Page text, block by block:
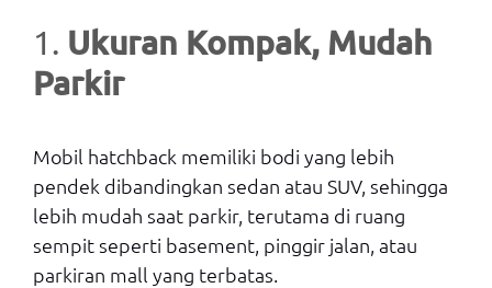
1. Ukuran Kompak, Mudah
Parkir
Mobil hatchback memiliki bodi yang lebih
pendek dibandingkan sedan atau SUV, sehingga
lebih mudah saat parkir, terutama di ruang
sempit seperti basement, pinggir jalan, atau
parkiran mall yang terbatas.